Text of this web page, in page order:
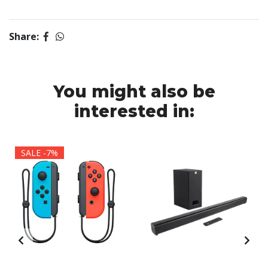
Share:
You might also be
interested in:
SALE -7%